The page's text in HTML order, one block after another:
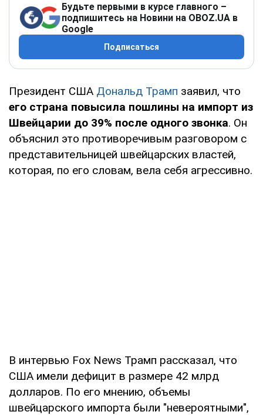
Будьте первыми в курсе главного –
подпишитесь на Новини на OBOZ.UA в
Google
Подписаться
Президент США Дональд Трамп заявил, что
его страна повысила пошлины на импорт из
Швейцарии до 39% после одного звонка. Он
объяснил это противоречивым разговором с
представительницей швейцарских властей,
которая, по его словам, вела себя агрессивно.
В интервью Fox News Трамп рассказал, что
США имели дефицит в размере 42 млрд
долларов. По его мнению, объемы
швейцарского импорта были "невероятными",